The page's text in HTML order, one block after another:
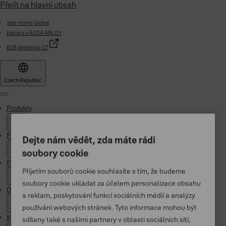
Přejít na hlavní obsah
Yale Home Global
Kariéra v ASSA ABLOY
B2B Webshop CZ
Czech Republic
Menu
Produkty
Podpora
Proč Yale
O nás
Kde koupit
Dejte nám vědět, zda máte rádi
soubory cookie
Přijetím souborů cookie souhlasíte s tím, že budeme
soubory cookie ukládat za účelem personalizace obsahu
a reklam, poskytování funkcí sociálních médií a analýzy
používání webových stránek. Tyto informace mohou být
sdíleny také s našimi partnery v oblasti sociálních sítí,